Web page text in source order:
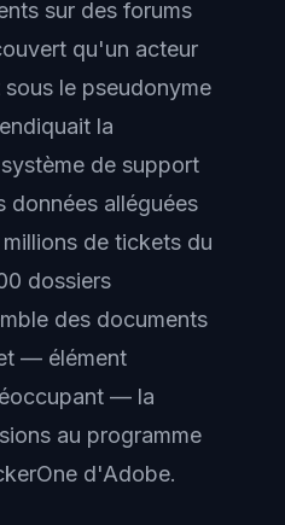
sur des forums
qu'un acteur
le pseudonyme
la
de support
données alléguées
de tickets du
dossiers
des documents
— élément
— la
au programme
d'Adobe.